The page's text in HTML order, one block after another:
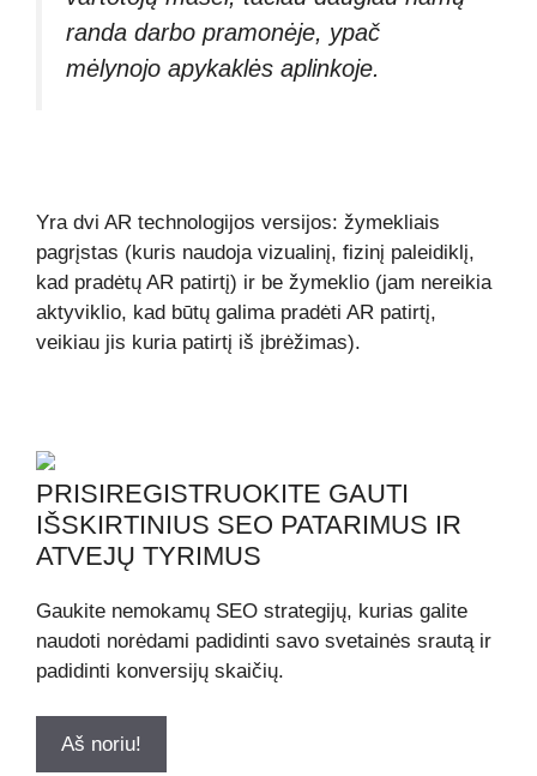
randa darbo pramonėje, ypač
mėlynojo apykaklės aplinkoje.
Yra dvi AR technologijos versijos: žymekliais
pagrįstas (kuris naudoja vizualinį, fizinį paleidiklį,
kad pradėtų AR patirtį) ir be žymeklio (jam nereikia
aktyviklio, kad būtų galima pradėti AR patirtį,
veikiau jis kuria patirtį iš įbrėžimas).
PRISIREGISTRUOKITE GAUTI
IŠSKIRTINIUS SEO PATARIMUS IR
ATVEJŲ TYRIMUS
Gaukite nemokamų SEO strategijų, kurias galite
naudoti norėdami padidinti savo svetainės srautą ir
padidinti konversijų skaičių.
Aš noriu!